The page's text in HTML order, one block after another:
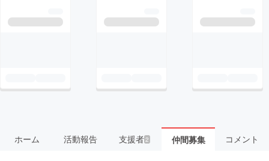
ホーム 活動報告 支援者 2 仲間募集 コメント